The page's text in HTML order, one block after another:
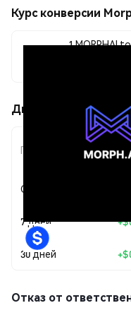
Курс конверсии
1 MORPHAI
Движения цены
Период
Сегодня
7 дней +
30 дней +
Отказ от